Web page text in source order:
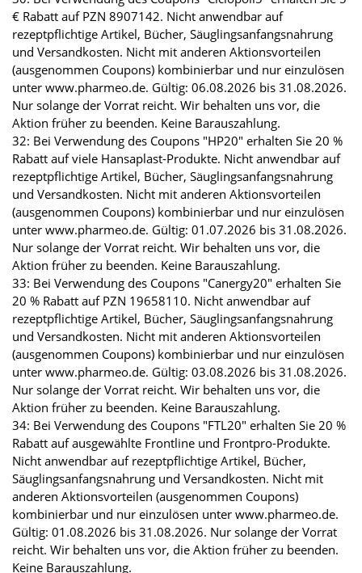
€ Rabatt auf PZN 8907142. Nicht anwendbar auf
rezeptpflichtige Artikel, Bücher, Säuglingsanfangsnahrung
und Versandkosten. Nicht mit anderen Aktionsvorteilen
(ausgenommen Coupons) kombinierbar und nur einzulösen
unter www.pharmeo.de. Gültig: 06.08.2026 bis 31.08.2026.
Nur solange der Vorrat reicht. Wir behalten uns vor, die
Aktion früher zu beenden. Keine Barauszahlung.
32: Bei Verwendung des Coupons "HP20" erhalten Sie 20 %
Rabatt auf viele Hansaplast-Produkte. Nicht anwendbar auf
rezeptpflichtige Artikel, Bücher, Säuglingsanfangsnahrung
und Versandkosten. Nicht mit anderen Aktionsvorteilen
(ausgenommen Coupons) kombinierbar und nur einzulösen
unter www.pharmeo.de. Gültig: 01.07.2026 bis 31.08.2026.
Nur solange der Vorrat reicht. Wir behalten uns vor, die
Aktion früher zu beenden. Keine Barauszahlung.
33: Bei Verwendung des Coupons "Canergy20" erhalten Sie
20 % Rabatt auf PZN 19658110. Nicht anwendbar auf
rezeptpflichtige Artikel, Bücher, Säuglingsanfangsnahrung
und Versandkosten. Nicht mit anderen Aktionsvorteilen
(ausgenommen Coupons) kombinierbar und nur einzulösen
unter www.pharmeo.de. Gültig: 03.08.2026 bis 31.08.2026.
Nur solange der Vorrat reicht. Wir behalten uns vor, die
Aktion früher zu beenden. Keine Barauszahlung.
34: Bei Verwendung des Coupons "FTL20" erhalten Sie 20 %
Rabatt auf ausgewählte Frontline und Frontpro-Produkte.
Nicht anwendbar auf rezeptpflichtige Artikel, Bücher,
Säuglingsanfangsnahrung und Versandkosten. Nicht mit
anderen Aktionsvorteilen (ausgenommen Coupons)
kombinierbar und nur einzulösen unter www.pharmeo.de.
Gültig: 01.08.2026 bis 31.08.2026. Nur solange der Vorrat
reicht. Wir behalten uns vor, die Aktion früher zu beenden.
Keine Barauszahlung.